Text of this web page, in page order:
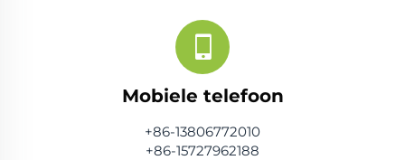
Mobiele telefoon
+86-13806772010
+86-15727962188